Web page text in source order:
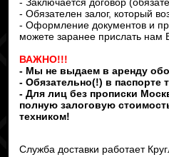
- Обязателен залог, который
- Оформление документов и
можете заранее прислать
ВАЖНО!!!
- Мы не выдаем в аренду
- Обязательно(!) в паспорте
- Для лиц без прописки
полную залоговую
техником!
Служба доставки работает